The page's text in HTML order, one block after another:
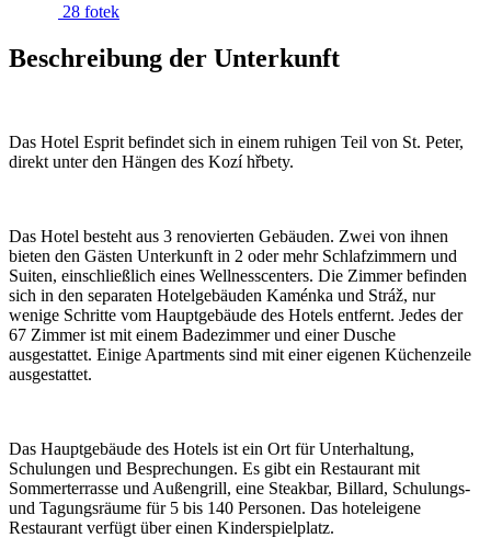
28 fotek
Beschreibung der Unterkunft
Das Hotel Esprit befindet sich in einem ruhigen Teil von St. Peter,
direkt unter den Hängen des Kozí hřbety.
Das Hotel besteht aus 3 renovierten Gebäuden. Zwei von ihnen
bieten den Gästen Unterkunft in 2 oder mehr Schlafzimmern und
Suiten, einschließlich eines Wellnesscenters. Die Zimmer befinden
sich in den separaten Hotelgebäuden Kaménka und Stráž, nur
wenige Schritte vom Hauptgebäude des Hotels entfernt. Jedes der
67 Zimmer ist mit einem Badezimmer und einer Dusche
ausgestattet. Einige Apartments sind mit einer eigenen Küchenzeile
ausgestattet.
Das Hauptgebäude des Hotels ist ein Ort für Unterhaltung,
Schulungen und Besprechungen. Es gibt ein Restaurant mit
Sommerterrasse und Außengrill, eine Steakbar, Billard, Schulungs-
und Tagungsräume für 5 bis 140 Personen. Das hoteleigene
Restaurant verfügt über einen Kinderspielplatz.